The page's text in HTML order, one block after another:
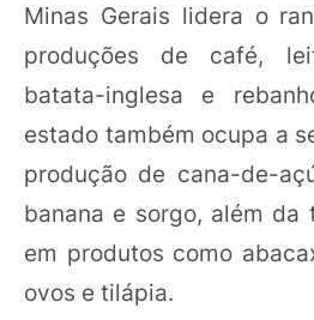
Minas Gerais lidera o
produções de café,
batata-inglesa e
estado também ocupa a
produção de cana-de-
banana e sorgo, além da
em produtos como
ovos e tilápia.